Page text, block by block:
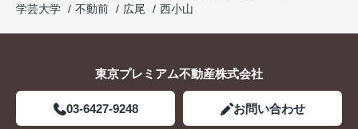
学芸大学
不動前 広尾 西小山
東京プレミアム不動産株式会社
03-6427-9248 お問い合わせ